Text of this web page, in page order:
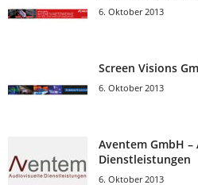
6. Oktober 2013
Screen Visions
6. Oktober 2013
Aventem GmbH
Dienstleistungen
6. Oktober 2013